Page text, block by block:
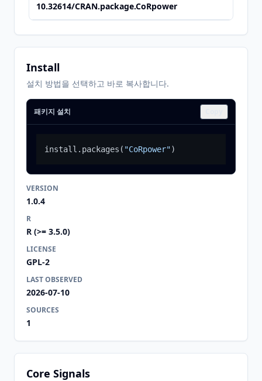
10.32614/CRAN.package.CoRpower
Install
설치 방법을 선택하고 바로 복사합니다.
패키지 설치
install.packages ( "CoRpower")
VERSION
1.0.4
R
R (>= 3.5.0)
LICENSE
GPL-2
LAST OBSERVED
2026-07-10
SOURCES
1
Core Signals